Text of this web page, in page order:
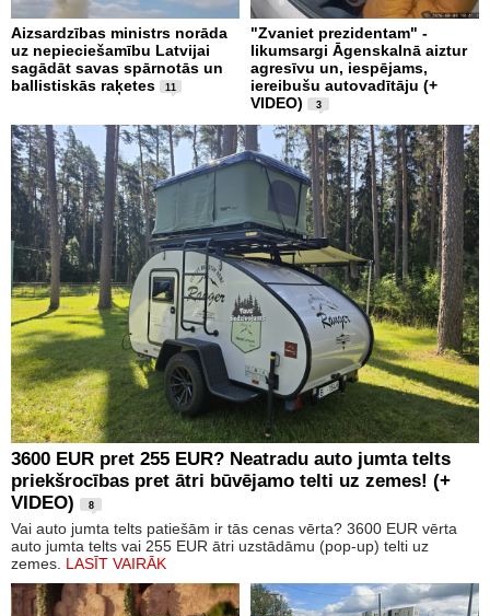
Aizsardzības ministrs norāda
uz nepieciešamību Latvijai
sagādāt savas spārnotās un
ballistiskās raķetes
11
"Zvaniet prezidentam" -
likumsargi Āgenskalnā aiztur
agresīvu un, iespējams,
iereibušu autovadītāju (+
VIDEO)
3
3600 EUR pret 255 EUR? Neatradu auto jumta telts
priekšrocības pret ātri būvējamo telti uz zemes! (+
VIDEO)
8
Vai auto jumta telts patiešām ir tās cenas vērta? 3600 EUR vērta
auto jumta telts vai 255 EUR ātri uzstādāmu (pop-up) telti uz
zemes. LASĪT VAIRĀK